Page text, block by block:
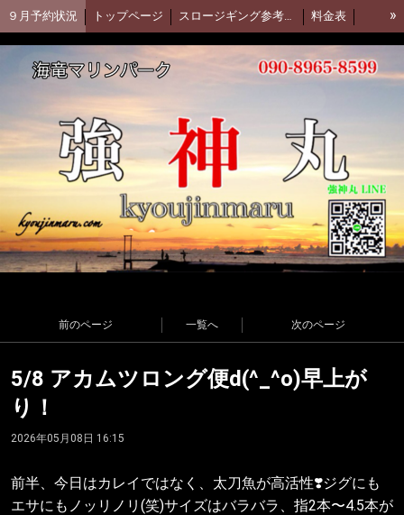
９月予約状況 トップページ スロージギング参考動画(Daiwa) 料金表
集合場所 強神丸 facebook アカムツ釣行動画
強神丸お客様釣果 釣果ブログ(アメブロ)
»
前のページ 一覧へ 次のページ
5/8 アカムツロング便d(^_^o)早上が
り！
2026年05月08日 16:15
前半、今日はカレイではなく、太刀魚が高活性❣️ジグにも
エサにもノッリノリ(笑)サイズはバラバラ、指2本〜4.5本が